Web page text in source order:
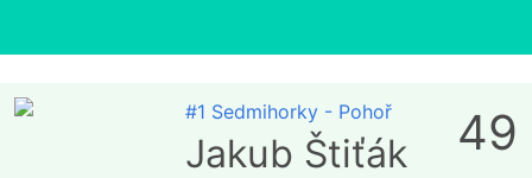
#1 Sedmihorky - Pohoř
Jakub Štiťák
49